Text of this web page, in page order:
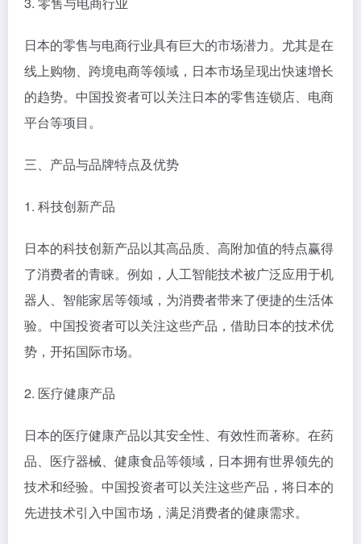
日本的零售与电商行业具有巨大的市场潜力。尤其是在
线上购物、跨境电商等领域，日本市场呈现出快速增长
的趋势。中国投资者可以关注日本的零售连锁店、电商
平台等项目。
三、产品与品牌特点及优势
1. 科技创新产品
日本的科技创新产品以其高品质、高附加值的特点赢得
了消费者的青睐。例如，人工智能技术被广泛应用于机
器人、智能家居等领域，为消费者带来了便捷的生活体
验。中国投资者可以关注这些产品，借助日本的技术优
势，开拓国际市场。
2. 医疗健康产品
日本的医疗健康产品以其安全性、有效性而著称。在药
品、医疗器械、健康食品等领域，日本拥有世界领先的
技术和经验。中国投资者可以关注这些产品，将日本的
先进技术引入中国市场，满足消费者的健康需求。